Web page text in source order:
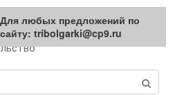
информации про
Для любых предложений по
сайту: tribolgarki@cp9.ru